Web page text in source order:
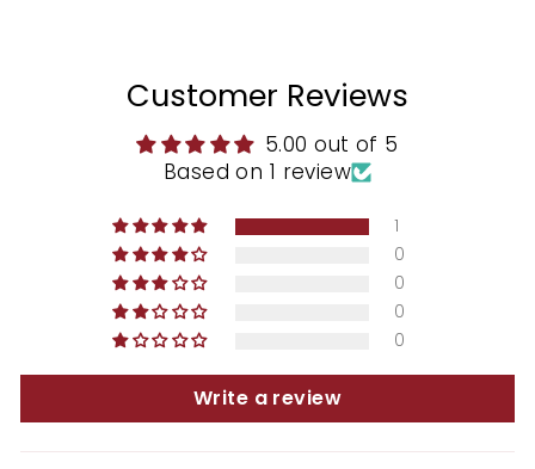
Customer Reviews
5.00 out of 5
Based on 1 review
1
0
0
0
0
Write a review